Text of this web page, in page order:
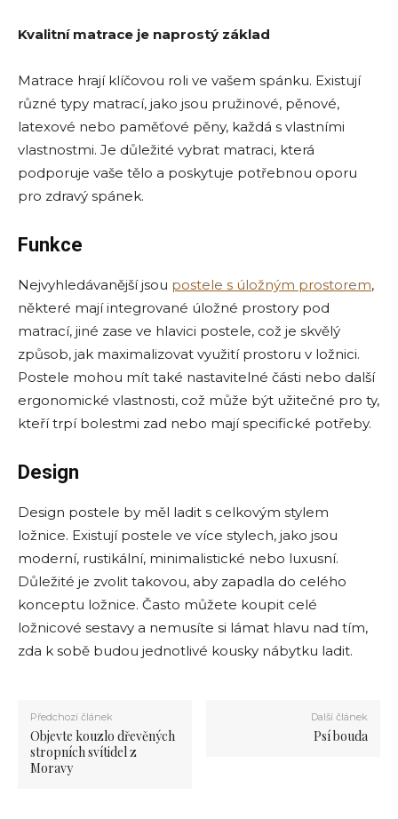
Kvalitní matrace je naprostý základ
Matrace hrají klíčovou roli ve vašem spánku. Existují
různé typy matrací, jako jsou pružinové, pěnové,
latexové nebo paměťové pěny, každá s vlastními
vlastnostmi. Je důležité vybrat matraci, která
podporuje vaše tělo a poskytuje potřebnou oporu
pro zdravý spánek.
Funkce
Nejvyhledávanější jsou postele s úložným prostorem,
některé mají integrované úložné prostory pod
matrací, jiné zase ve hlavici postele, což je skvělý
způsob, jak maximalizovat využití prostoru v ložnici.
Postele mohou mít také nastavitelné části nebo další
ergonomické vlastnosti, což může být užitečné pro ty,
kteří trpí bolestmi zad nebo mají specifické potřeby.
Design
Design postele by měl ladit s celkovým stylem
ložnice. Existují postele ve více stylech, jako jsou
moderní, rustikální, minimalistické nebo luxusní.
Důležité je zvolit takovou, aby zapadla do celého
konceptu ložnice. Často můžete koupit celé
ložnicové sestavy a nemusíte si lámat hlavu nad tím,
zda k sobě budou jednotlivé kousky nábytku ladit.
Předchozí článek
Objevte kouzlo dřevěných
stropních svítidel z
Moravy
Další článek
Psí bouda